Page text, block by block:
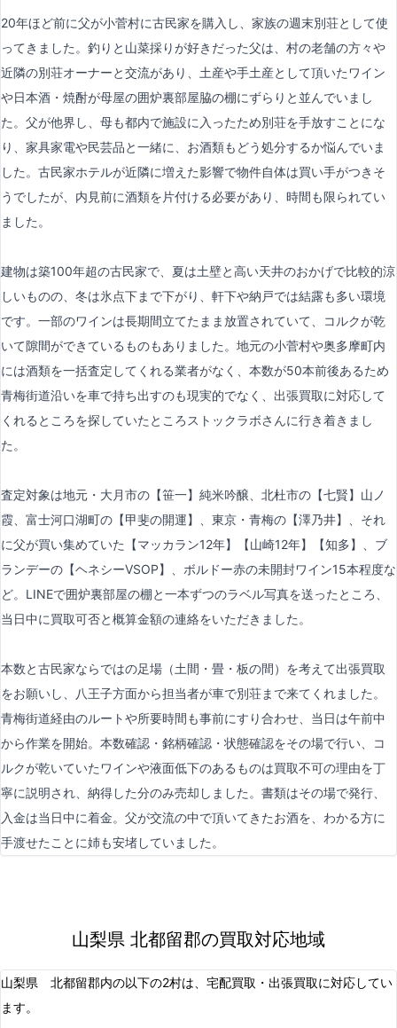
20年ほど前に父が小菅村に古民家を購入し、家族の週末別荘として使
ってきました。釣りと山菜採りが好きだった父は、村の老舗の方々や
近隣の別荘オーナーと交流があり、土産や手土産として頂いたワイン
や日本酒・焼酎が母屋の囲炉裏部屋脇の棚にずらりと並んでいまし
た。父が他界し、母も都内で施設に入ったため別荘を手放すことにな
り、家具家電や民芸品と一緒に、お酒類もどう処分するか悩んでいま
した。古民家ホテルが近隣に増えた影響で物件自体は買い手がつきそ
うでしたが、内見前に酒類を片付ける必要があり、時間も限られてい
ました。
建物は築100年超の古民家で、夏は土壁と高い天井のおかげで比較的涼
しいものの、冬は氷点下まで下がり、軒下や納戸では結露も多い環境
です。一部のワインは長期間立てたまま放置されていて、コルクが乾
いて隙間ができているものもありました。地元の小菅村や奥多摩町内
には酒類を一括査定してくれる業者がなく、本数が50本前後あるため
青梅街道沿いを車で持ち出すのも現実的でなく、出張買取に対応して
くれるところを探していたところストックラボさんに行き着きまし
た。
査定対象は地元・大月市の【笹一】純米吟醸、北杜市の【七賢】山ノ
霞、富士河口湖町の【甲斐の開運】、東京・青梅の【澤乃井】、それ
に父が買い集めていた【マッカラン12年】【山崎12年】【知多】、ブ
ランデーの【ヘネシーVSOP】、ボルドー赤の未開封ワイン15本程度な
ど。LINEで囲炉裏部屋の棚と一本ずつのラベル写真を送ったところ、
当日中に買取可否と概算金額の連絡をいただきました。
本数と古民家ならではの足場（土間・畳・板の間）を考えて出張買取
をお願いし、八王子方面から担当者が車で別荘まで来てくれました。
青梅街道経由のルートや所要時間も事前にすり合わせ、当日は午前中
から作業を開始。本数確認・銘柄確認・状態確認をその場で行い、コ
ルクが乾いていたワインや液面低下のあるものは買取不可の理由を丁
寧に説明され、納得した分のみ売却しました。書類はその場で発行、
入金は当日中に着金。父が交流の中で頂いてきたお酒を、わかる方に
手渡せたことに姉も安堵していました。
山梨県 北都留郡の買取対応地域
山梨県 北都留郡内の以下の2村は、宅配買取・出張買取に対応してい
ます。